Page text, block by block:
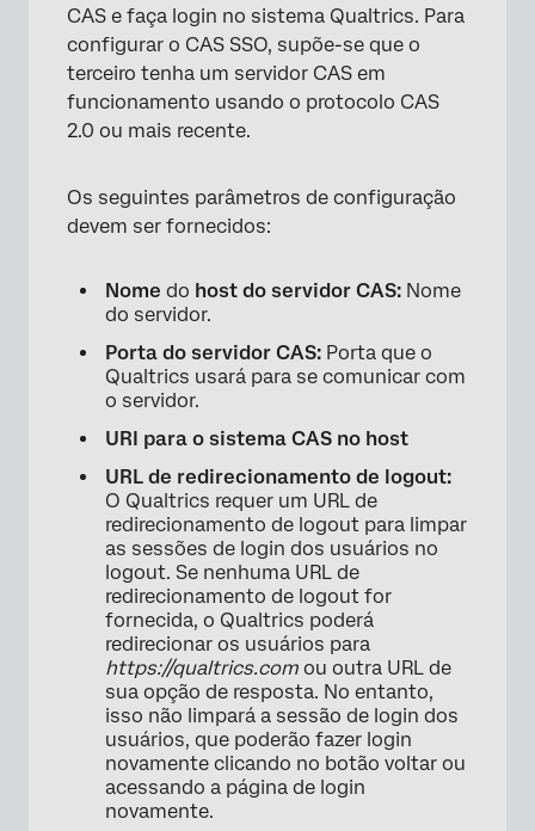
CAS e faça login no sistema Qualtrics. Para
configurar o CAS SSO, supõe-se que o
terceiro tenha um servidor CAS em
funcionamento usando o protocolo CAS
2.0 ou mais recente.
Os seguintes parâmetros de configuração
devem ser fornecidos:
Nome do host do servidor CAS: Nome
do servidor.
Porta do servidor CAS: Porta que o
Qualtrics usará para se comunicar com
o servidor.
URI para o sistema CAS no host
URL de redirecionamento de logout:
O Qualtrics requer um URL de
redirecionamento de logout para limpar
as sessões de login dos usuários no
logout. Se nenhuma URL de
redirecionamento de logout for
fornecida, o Qualtrics poderá
redirecionar os usuários para
https://qualtrics.com ou outra URL de
sua opção de resposta. No entanto,
isso não limpará a sessão de login dos
usuários, que poderão fazer login
novamente clicando no botão voltar ou
acessando a página de login
novamente.